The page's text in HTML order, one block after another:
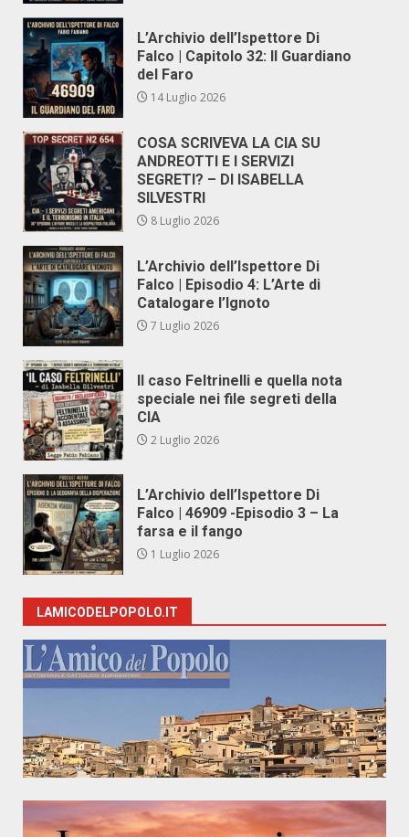
L’Archivio dell’Ispettore Di
Falco | Capitolo 32: Il Guardiano
del Faro
14 Luglio 2026
COSA SCRIVEVA LA CIA SU
ANDREOTTI E I SERVIZI
SEGRETI? – DI ISABELLA
SILVESTRI
8 Luglio 2026
L’Archivio dell’Ispettore Di
Falco | Episodio 4: L’Arte di
Catalogare l’Ignoto
7 Luglio 2026
Il caso Feltrinelli e quella nota
speciale nei file segreti della
CIA
2 Luglio 2026
L’Archivio dell’Ispettore Di
Falco | 46909 -Episodio 3 – La
farsa e il fango
1 Luglio 2026
LAMICODELPOPOLO.IT